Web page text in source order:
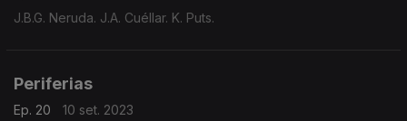
J.B.G. Neruda. J.A. Cuéllar. K. Puts.
Periferias
Ep. 20
10 set. 2023